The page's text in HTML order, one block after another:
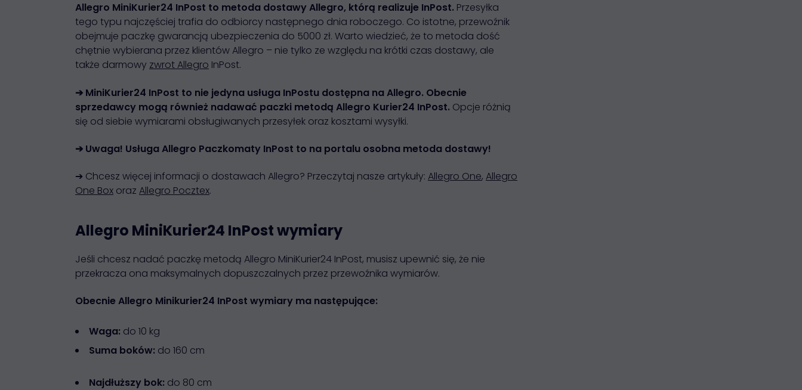
Allegro MiniKurier24 InPost to metoda dostawy Allegro, którą realizuje InPost. Przesyłka
tego typu najczęściej trafia do odbiorcy następnego dnia roboczego. Co istotne, przewoźnik
obejmuje paczkę gwarancją ubezpieczenia do 5000 zł. Warto wiedzieć, że to metoda dość
chętnie wybierana przez klientów Allegro – nie tylko ze względu na krótki czas dostawy, ale
także darmowy zwrot Allegro InPost.
➔ MiniKurier24 InPost to nie jedyna usługa InPostu dostępna na Allegro. Obecnie
sprzedawcy mogą również nadawać paczki metodą Allegro Kurier24 InPost. Opcje różnią
się od siebie wymiarami obsługiwanych przesyłek oraz kosztami wysyłki.
➔ Uwaga! Usługa Allegro Paczkomaty InPost to na portalu osobna metoda dostawy!
➔ Chcesz więcej informacji o dostawach Allegro? Przeczytaj nasze artykuły: Allegro One, Allegro
One Box oraz Allegro Pocztex.
Allegro MiniKurier24 InPost wymiary
Jeśli chcesz nadać paczkę metodą Allegro MiniKurier24 InPost, musisz upewnić się, że nie
przekracza ona maksymalnych dopuszczalnych przez przewoźnika wymiarów.
Obecnie Allegro Minikurier24 InPost wymiary ma następujące:
Waga: do 10 kg
Suma boków: do 160 cm
Najdłuższy bok: do 80 cm